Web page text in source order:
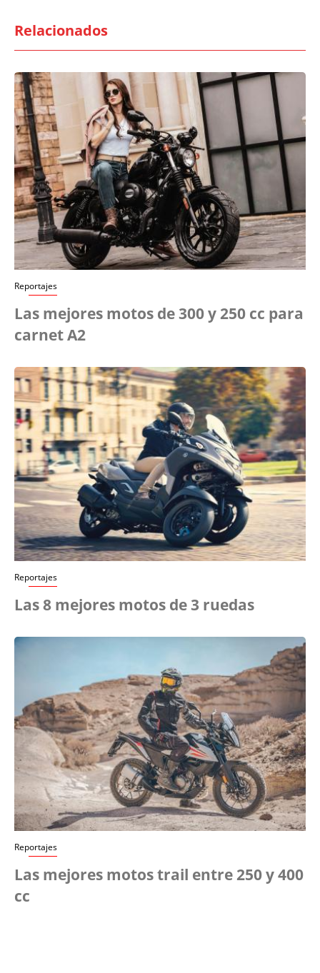
Relacionados
Reportajes
Las mejores motos de 300 y 250 cc para
carnet A2
Reportajes
Las 8 mejores motos de 3 ruedas
Reportajes
Las mejores motos trail entre 250 y 400
cc